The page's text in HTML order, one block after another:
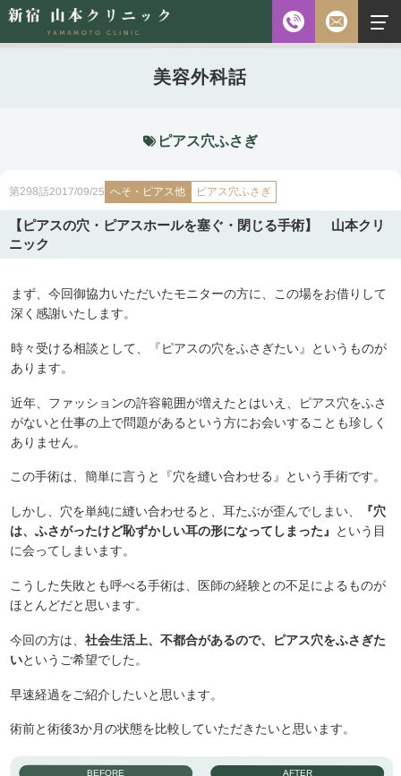
お電話
ご予約前に必ず下記のページをご確認ください。
ご予約について
※初診の方専用
お問い合わせ
美容外科話
ピアス穴ふさぎ
第298話2017/09/25 へそ・ピアス他 ピアス穴ふさぎ
【ピアスの穴・ピアスホールを塞ぐ・閉じる手術】 山本クリ
ニック
まず、今回御協力いただいたモニターの方に、この場をお借りして
深く感謝いたします。
時々受ける相談として、『ピアスの穴をふさぎたい』というものが
あります。
近年、ファッションの許容範囲が増えたとはいえ、ピアス穴をふさ
がないと仕事の上で問題があるという方にお会いすることも珍しく
ありません。
この手術は、簡単に言うと『穴を縫い合わせる』という手術です。
しかし、穴を単純に縫い合わせると、耳たぶが歪んでしまい、 『穴
は、ふさがったけど恥ずかしい耳の形になってしまった』 という目
に会ってしまいます。
こうした失敗とも呼べる手術は、医師の経験との不足によるものが
ほとんどだと思います。
今回の方は、社会生活上、不都合があるので、ピアス穴をふさぎた
いというご希望でした。
早速経過をご紹介したいと思います。
術前と術後3か月の状態を比較していただきたいと思います。
BEFORE AFTER